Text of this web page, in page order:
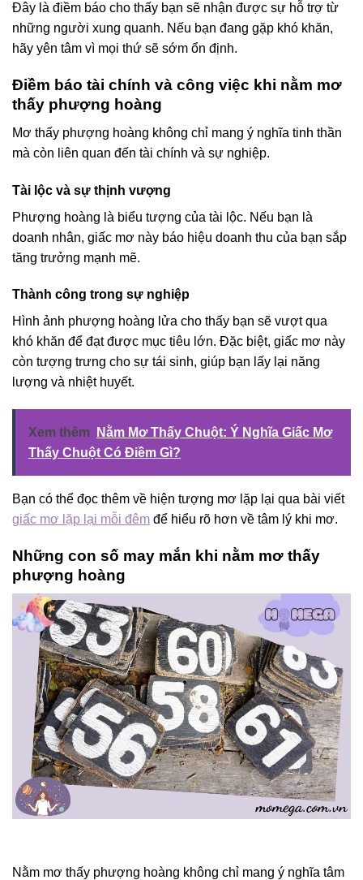
Đây là điềm báo cho thấy bạn sẽ nhận được sự hỗ trợ từ
những người xung quanh. Nếu bạn đang gặp khó khăn,
hãy yên tâm vì mọi thứ sẽ sớm ổn định.
Điềm báo tài chính và công việc khi nằm mơ
thấy phượng hoàng
Mơ thấy phượng hoàng không chỉ mang ý nghĩa tinh thần
mà còn liên quan đến tài chính và sự nghiệp.
Tài lộc và sự thịnh vượng
Phượng hoàng là biểu tượng của tài lộc. Nếu bạn là
doanh nhân, giấc mơ này báo hiệu doanh thu của bạn sắp
tăng trưởng mạnh mẽ.
Thành công trong sự nghiệp
Hình ảnh phượng hoàng lửa cho thấy bạn sẽ vượt qua
khó khăn để đạt được mục tiêu lớn. Đặc biệt, giấc mơ này
còn tượng trưng cho sự tái sinh, giúp bạn lấy lại năng
lượng và nhiệt huyết.
Xem thêm
Nằm Mơ Thấy Chuột: Ý Nghĩa Giấc Mơ
Thấy Chuột Có Điềm Gì?
Bạn có thể đọc thêm về hiện tượng mơ lặp lại qua bài viết
giấc mơ lặp lại mỗi đêm để hiểu rõ hơn về tâm lý khi mơ.
Những con số may mắn khi nằm mơ thấy
phượng hoàng
Nằm mơ thấy phượng hoàng không chỉ mang ý nghĩa tâm